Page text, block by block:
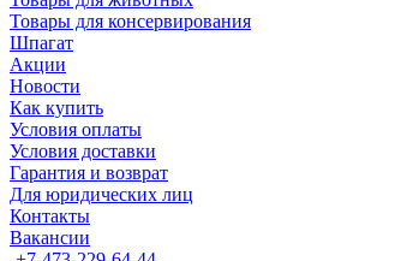
Товары для консервирования
Шпагат
Акции
Новости
Как купить
Условия оплаты
Условия доставки
Гарантия и возврат
Для юридических лиц
Контакты
Вакансии